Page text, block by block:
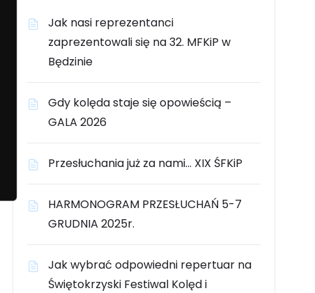
Jak nasi reprezentanci
zaprezentowali się na 32. MFKiP w
Będzinie
Gdy kolęda staje się opowieścią –
GALA 2026
Przesłuchania już za nami… XIX ŚFKiP
HARMONOGRAM PRZESŁUCHAŃ 5-7
GRUDNIA 2025r.
Jak wybrać odpowiedni repertuar na
Świętokrzyski Festiwal Kolęd i